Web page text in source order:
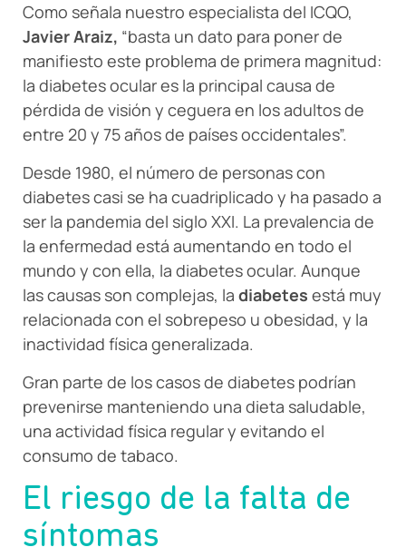
Como señala nuestro especialista del ICQO,
Javier Araiz, “basta un dato para poner de
manifiesto este problema de primera magnitud:
la diabetes ocular es la principal causa de
pérdida de visión y ceguera en los adultos de
entre 20 y 75 años de países occidentales”.
Desde 1980, el número de personas con
diabetes casi se ha cuadriplicado y ha pasado a
ser la pandemia del siglo XXI. La prevalencia de
la enfermedad está aumentando en todo el
mundo y con ella, la diabetes ocular. Aunque
las causas son complejas, la diabetes está muy
relacionada con el sobrepeso u obesidad, y la
inactividad física generalizada.
Gran parte de los casos de diabetes podrían
prevenirse manteniendo una dieta saludable,
una actividad física regular y evitando el
consumo de tabaco.
El riesgo de la falta de
síntomas